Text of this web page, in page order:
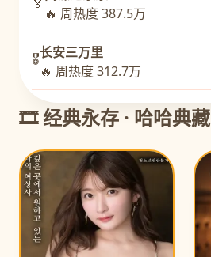
🔥 周热度 387.5万
🎖️长安三万里
🔥 周热度 312.7万
🎞️ 经典永存 · 哈哈典藏